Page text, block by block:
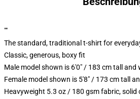
""
The standard, traditional t-shirt for
Classic, generous, boxy fit
Male model shown is 6'0" / 183 cm tall and
Female model shown is 5'8" / 173 cm tall
Heavyweight 5.3 oz / 180 gsm fabric, solid